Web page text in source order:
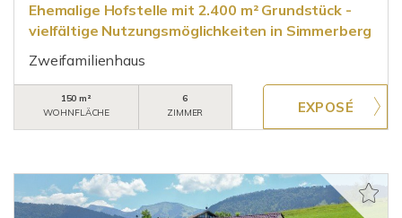
Ehemalige Hofstelle mit 2.400 m² Grundstück -
vielfältige Nutzungsmöglichkeiten in Simmerberg
Zweifamilienhaus
150 m²
WOHNFLÄCHE
6
ZIMMER